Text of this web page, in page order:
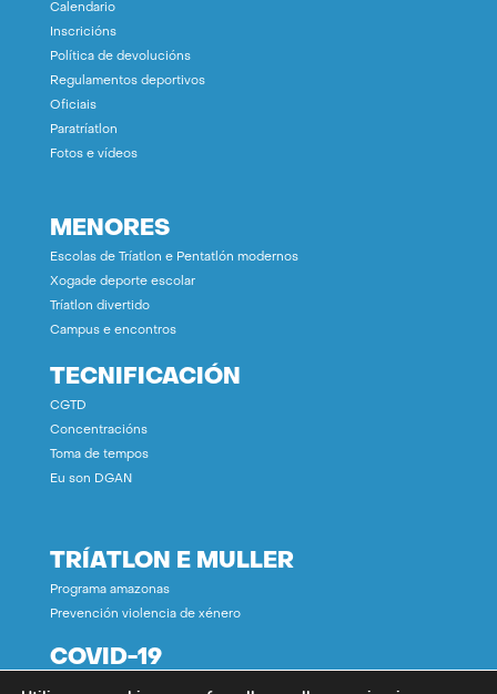
Calendario
Inscricións
Política de devolucións
Regulamentos deportivos
Oficiais
Paratríatlon
Fotos e vídeos
MENORES
Escolas de Tríatlon e Pentatlón modernos
Xogade deporte escolar
Tríatlon divertido
Campus e encontros
TECNIFICACIÓN
CGTD
Concentracións
Toma de tempos
Eu son DGAN
TRÍATLON E MULLER
Programa amazonas
Prevención violencia de xénero
COVID-19